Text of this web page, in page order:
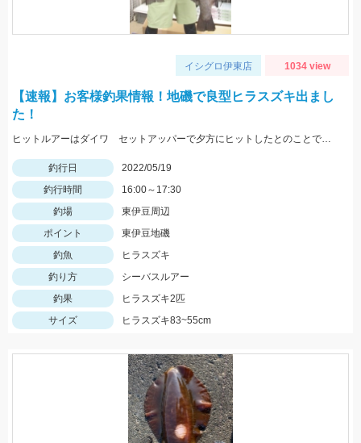
イシグロ伊東店 1034 view
【速報】お客様釣果情報！地磯で良型ヒラスズキ出まし
た！
ヒットルアーはダイワ セットアッパーで夕方にヒットしたとのことです。83ｃｍ5ｋｇのナイスサイズでした！情報提供ありがとうございます！
釣行日
2022/05/19
釣行時間
16:00～17:30
釣場
東伊豆周辺
ポイント
東伊豆地磯
釣魚
ヒラスズキ
釣り方
シーバスルアー
釣果
ヒラスズキ2匹
サイズ
ヒラスズキ83~55cm